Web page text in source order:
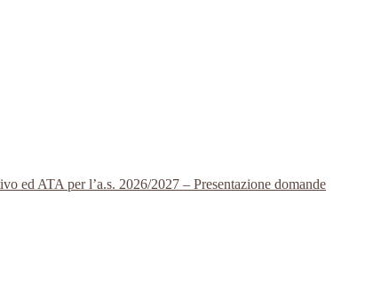
ed ATA per l’a.s. 2026/2027 – Presentazione domande